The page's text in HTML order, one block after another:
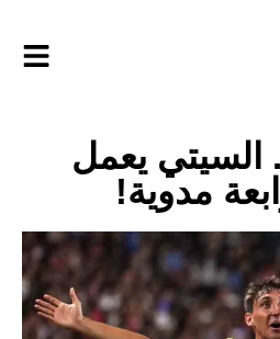
يعمل
مدوية!